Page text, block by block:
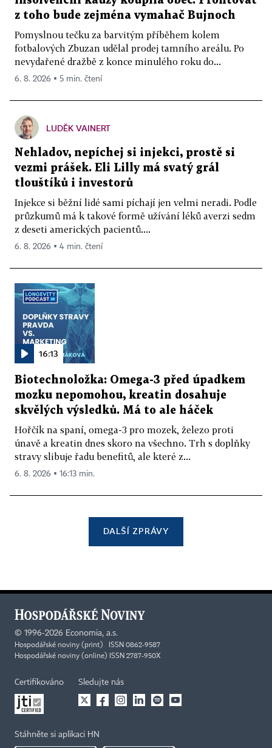
z toho bude zejména vymahač Bujnoch
Pomyslnou tečku za barvitým příběhem kolem
fotbalových Zbuzan udělal prodej tamního areálu. Po
nevydařené dražbě z konce minulého roku do...
6. 8. 2026 ▪ 5 min. čtení
LUDĚK VAINERT
Nehladov, nepíchej si injekci, prostě si
vezmi prášek. Eli Lilly má svatý grál
tlouštíků i investorů
Injekce si běžní lidé sami píchají jen velmi neradi. Podle
průzkumů má k takové formě užívání léků averzi sedm
z deseti amerických pacientů....
6. 8. 2026 ▪ 4 min. čtení
16:13
Biotechnoložka: Omega-3 před úpadkem
mozku nepomohou, kreatin dosahuje
skvělých výsledků. Má to ale háček
Hořčík na spaní, omega-3 pro mozek, železo proti
únavě a kreatin dnes skoro na všechno. Trh s doplňky
stravy slibuje řadu benefitů, ale které z...
6. 8. 2026 ▪ 16:13 min.
DALŠÍ ZPRÁVY
© 1996-2026 Economia, a.s.
Hospodářské noviny (print) ISSN 0862-9587
Hospodářské noviny (online) ISSN 2787-950X
Certifikováno Sledujte nás
Stáhněte si aplikaci HN